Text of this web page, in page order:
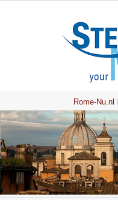
Rome-Nu.nl